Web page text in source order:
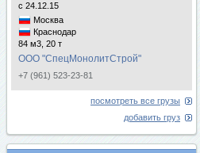
с 24.12.15
Москва
Краснодар
84 м3, 20 т
ООО "СпецМонолитСтрой"
+7 (961) 523-23-81
посмотреть все грузы
добавить груз